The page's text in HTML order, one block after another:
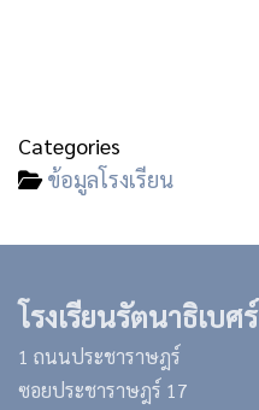
Categories
ข้อมูลโรงเรียน
โรงเรียนรัตนาธิเบศร์
1 ถนนประชาราษฎร์
ซอยประชาราษฎร์ 17